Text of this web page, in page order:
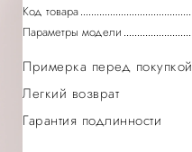
Код товара
Параметры модели
Примерка перед покупкой
Легкий возврат
Гарантия подлинности